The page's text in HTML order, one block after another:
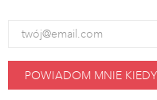
POWIADOM MNIE